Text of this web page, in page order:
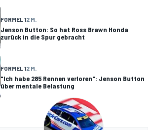
FORMEL 12 M.
Jenson Button: So hat Ross Brawn Honda
zurück in die Spur gebracht
FORMEL 12 M.
"Ich habe 285 Rennen verloren": Jenson Button
über mentale Belastung